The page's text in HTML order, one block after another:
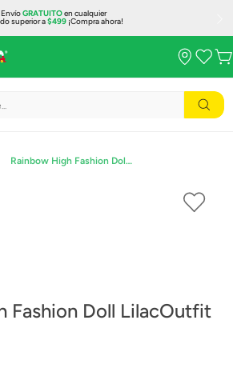
EnvíoGRATUITOen cualquier
superior a$499¡Compra ahora!
Rainbow High Fashion Doll LilacOutfit School
Fashion Doll LilacOutfit